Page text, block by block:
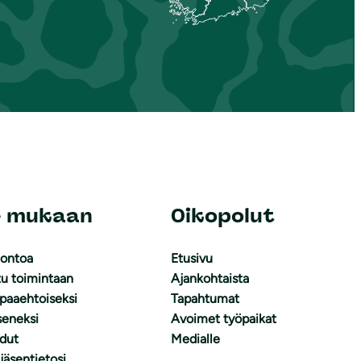
mukaan
toimintaan
Oikopolut
Etusivu
Ajankohtaista
Tapahtumat
Avoimet työpaikat
Medialle